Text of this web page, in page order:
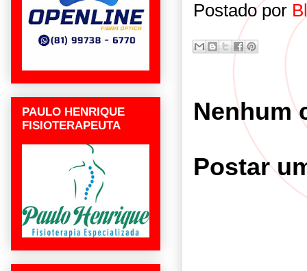
Postado por
Nenhum
Postar
PAULO HENRIQUE
FISIOTERAPEUTA